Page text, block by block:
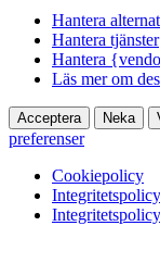
Hantera
Hantera tjänster
Hantera
Läs mer om
Acceptera Neka
preferenser
Cookiepolicy
Integritetspolicy
Integritetspolicy